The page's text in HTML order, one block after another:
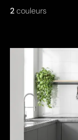
2couleurs